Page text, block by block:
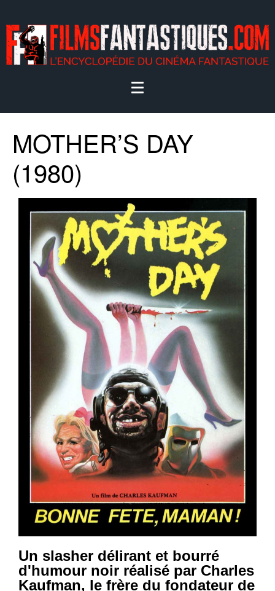
MOTHER’S DAY
(1980)
Un slasher délirant et bourré
d'humour noir réalisé par Charles
Kaufman, le frère du fondateur de